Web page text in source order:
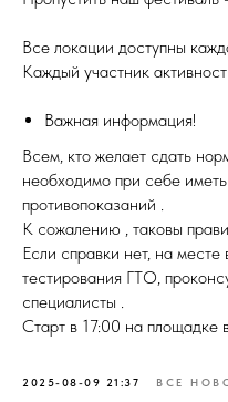
Все локации доступны
Каждый участник
Важная информация!
Всем, кто желает сдать
необходимо при себе
противопоказаний .
К сожалению , таковы
Если справки нет, на
тестирования ГТО,
специалисты .
Старт в 17:00 на площадке
2025-08-09 21:37 ВСЕ